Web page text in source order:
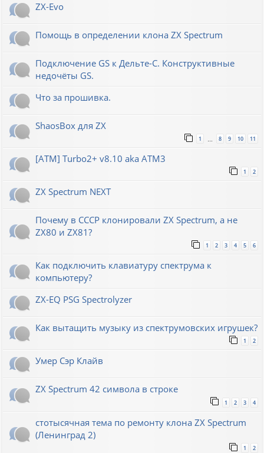
ZX-Evo
Помощь в определении клона ZX Spectrum
Подключение GS к Дельте-С. Конструктивные
недочёты GS.
Что за прошивка.
ShaosBox для ZX
1 … 8 9 10 11
[ATM] Turbo2+ v8.10 aka ATM3
1 2
ZX Spectrum NEXT
Почему в СССР клонировали ZX Spectrum, а не
ZX80 и ZX81?
1 2 3 4 5 6
Как подключить клавиатуру спектрума к
компьютеру?
ZX-EQ PSG Spectrolyzer
Как вытащить музыку из спектрумовских игрушек?
1 2
Умер Сэр Клайв
ZX Spectrum 42 символа в строке
1 2 3 4
стотысячная тема по ремонту клона ZX Spectrum
(Ленинград 2)
1 2